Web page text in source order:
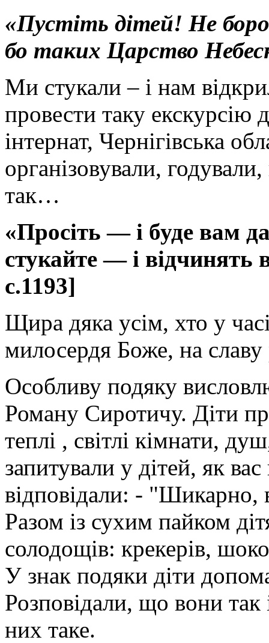
«Пустіть дітей! Не
бо таких Царство
Ми стукали – і нам
провести таку екскурсію
інтернат, Чернігівська
організовували,
так…
«Просіть — і буде вам
стукайте — і відчинять
с.1193]
Щира дяка усім, хто у
милосердя Боже, на славу
Особливу подяку
Роману Сиротичу. Діти
теплі , світлі кімнати,
запитували у дітей, як
відповідали: - "Шикарно,
Разом із сухим пайком
солодощів: крекерів,
У знак подяки діти
Розповідали, що вони так
них таке.